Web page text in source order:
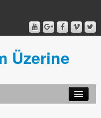
Üzerine